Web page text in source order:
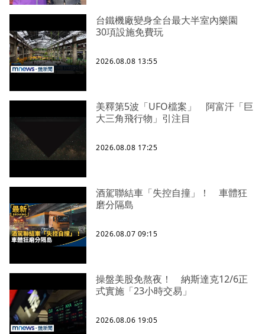
台鐵機廠變身全台最大半室內樂園
30項設施免費玩
2026.08.08 13:55
美釋第5波「UFO檔案」 阿富汗「巨
大三角飛行物」引注目
2026.08.08 17:25
酒駕聯結車「失控自撞」！ 車體狂
磨分隔島
2026.08.07 09:15
操盤美股免熬夜！ 納斯達克12/6正
式實施「23小時交易」
2026.08.06 19:05